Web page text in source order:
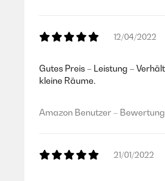
12/04/2022
Gutes Preis – Leistung –
kleine Räume.
Amazon Benutzer –
21/01/2022